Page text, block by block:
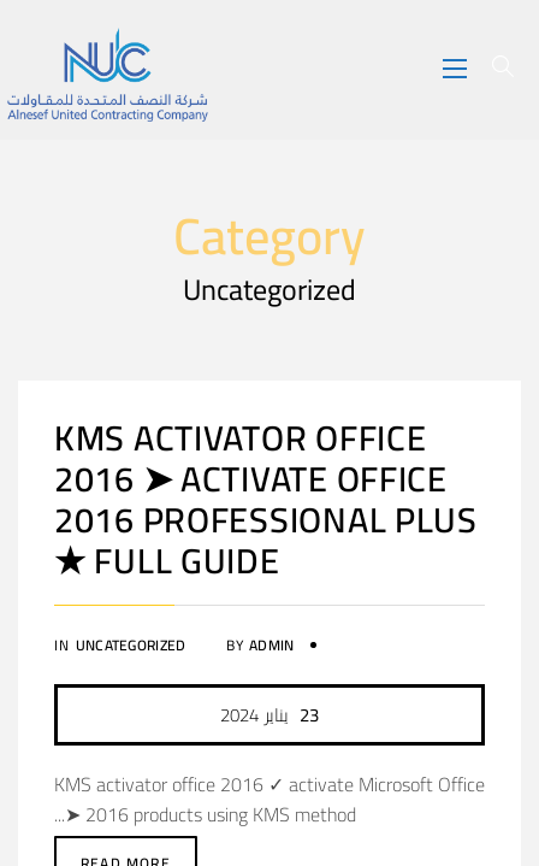
Category
Uncategorized
KMS ACTIVATOR OFFICE
2016 ➤ ACTIVATE OFFICE
2016 PROFESSIONAL PLUS
★ FULL GUIDE
BY ADMIN
IN UNCATEGORIZED
23 يناير2024
KMS activator office 2016 ✓ activate Microsoft Office
2016 products using KMS method ➤...